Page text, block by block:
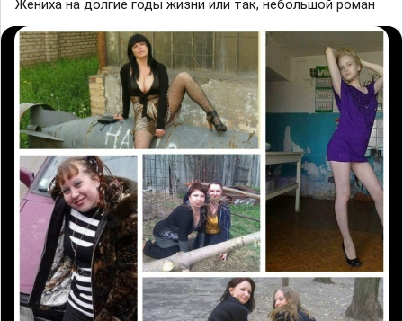
Жениха на долгие годы жизни или так, небольшой роман